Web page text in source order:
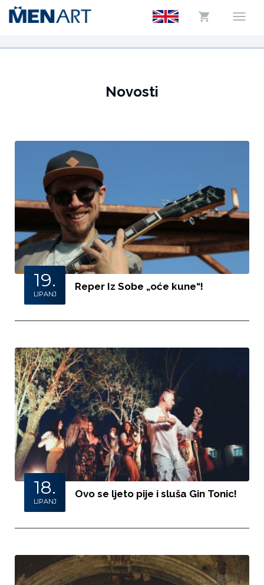
Novosti
19.
LIPANJ
Reper Iz Sobe „oće kune“!
18.
LIPANJ
Ovo se ljeto pije i sluša Gin Tonic!